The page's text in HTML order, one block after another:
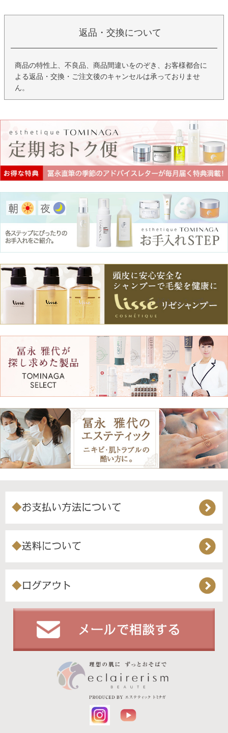
返品・交換について
商品の特性上、不良品、商品間違いをのぞき、お客様都合に
よる返品・交換・ご注文後のキャンセルは承っておりませ
ん。